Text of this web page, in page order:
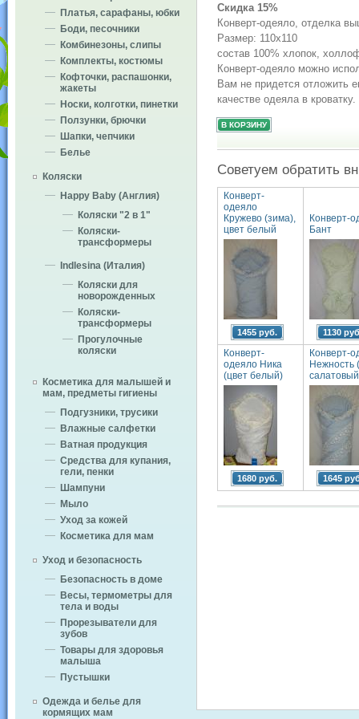
Платья, сарафаны, юбки
Боди, песочники
Комбинезоны, слипы
Комплекты, костюмы
Кофточки, распашонки,
жакеты
Носки, колготки, пинетки
Ползунки, брючки
Шапки, чепчики
Белье
Коляски
Happy Baby (Англия)
Коляски "2 в 1"
Коляски-
трансформеры
Indlesina (Италия)
Коляски для
новорожденных
Коляски-
трансформеры
Прогулочные
коляски
Косметика для малышей и
мам, предметы гигиены
Подгузники, трусики
Влажные салфетки
Ватная продукция
Средства для купания,
гели, пенки
Шампуни
Мыло
Уход за кожей
Косметика для мам
Уход и безопасность
Безопасность в доме
Весы, термометры для
тела и воды
Прорезыватели для
зубов
Товары для здоровья
малыша
Пустышки
Одежда и белье для
кормящих мам
Скидка 15%
Конверт-одеяло, отделка
Размер: 110х110
состав 100% хлопок,
Конверт-одеяло можно
Вам не придется отложить
качестве одеяла в кроватку.
Советуем обратить
Конверт-
одеяло
Кружево (зима),
цвет белый
1455 руб.
Конверт-
Бант
1130
Конверт-
одеяло Ника
(цвет белый)
1680 руб.
Конверт-
Нежность
1645